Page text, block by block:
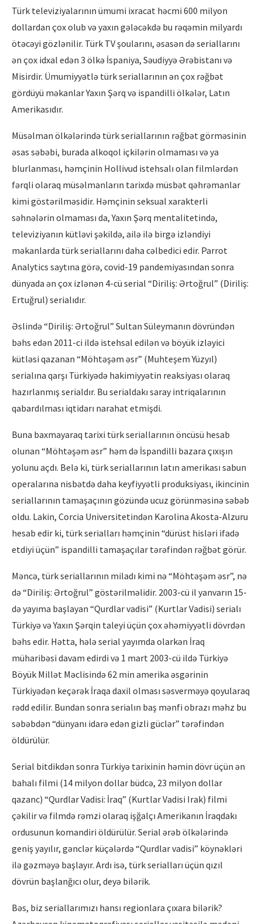
Türk televiziyalarının ümumi ixracat həcmi 600 milyon
dollardan çox olub və yaxın gələcəkdə bu rəqəmin milyardı
ötəcəyi gözlənilir. Türk TV şoularını, əsasən də seriallarını
ən çox idxal edən 3 ölkə İspaniya, Səudiyyə Ərəbistanı və
Misirdir. Ümumiyyətlə türk seriallarının ən çox rəğbət
gördüyü məkanlar Yaxın Şərq və ispandilli ölkələr, Latın
Amerikasıdır.
Müsəlman ölkələrində türk seriallarının rəğbət görməsinin
əsas səbəbi, burada alkoqol içkilərin olmaması və ya
blurlanması, həmçinin Hollivud istehsalı olan filmlərdən
fərqli olaraq müsəlmanların tarixdə müsbət qəhrəmanlar
kimi göstərilməsidir. Həmçinin seksual xarakterli
səhnələrin olmaması da, Yaxın Şərq mentalitetində,
televiziyanın kütləvi şəkildə, ailə ilə birgə izləndiyi
məkanlarda türk seriallarını daha cəlbedici edir. Parrot
Analytics saytına görə, covid-19 pandemiyasından sonra
dünyada ən çox izlənən 4-cü serial “Diriliş: Ərtoğrul” (Diriliş:
Ertuğrul) serialıdır.
Əslində “Diriliş: Ərtoğrul” Sultan Süleymanın dövründən
bəhs edən 2011-ci ildə istehsal edilən və böyük izləyici
kütləsi qazanan “Möhtəşəm əsr” (Muhteşem Yüzyıl)
serialına qarşı Türkiyədə hakimiyyətin reaksiyası olaraq
hazırlanmış serialdır. Bu serialdakı saray intriqalarının
qabardılması iqtidarı narahat etmişdi.
Buna baxmayaraq tarixi türk seriallarının öncüsü hesab
olunan “Möhtəşəm əsr” həm də İspandilli bazara çıxışın
yolunu açdı. Belə ki, türk seriallarının latın amerikası sabun
operalarına nisbətdə daha keyfiyyətli produksiyası, ikincinin
seriallarının tamaşaçının gözündə ucuz görünməsinə səbəb
oldu. Lakin, Corcia Universitetindən Karolina Akosta-Alzuru
hesab edir ki, türk serialları həmçinin “dürüst hisləri ifadə
etdiyi üçün” ispandilli tamaşaçılar tərəfindən rəğbət görür.
Məncə, türk seriallarının miladı kimi nə “Möhtəşəm əsr”, nə
də “Diriliş: Ərtoğrul” göstərilməlidir. 2003-cü il yanvarın 15-
də yayıma başlayan “Qurdlar vadisi” (Kurtlar Vadisi) serialı
Türkiyə və Yaxın Şərqin taleyi üçün çox əhəmiyyətli dövrdən
bəhs edir. Hətta, hələ serial yayımda olarkən İraq
müharibəsi davam edirdi və 1 mart 2003-cü ildə Türkiyə
Böyük Millət Məclisində 62 min amerika əsgərinin
Türkiyədən keçərək İraqa daxil olması səsverməyə qoyularaq
rədd edilir. Bundan sonra serialın baş mənfi obrazı məhz bu
səbəbdən “dünyanı idarə edən gizli güclər” tərəfindən
öldürülür.
Serial bitdikdən sonra Türkiyə tarixinin həmin dövr üçün ən
bahalı filmi (14 milyon dollar büdcə, 23 milyon dollar
qazanc) “Qurdlar Vadisi: İraq” (Kurtlar Vadisi Irak) filmi
çəkilir və filmdə rəmzi olaraq işğalçı Amerikanın İraqdakı
ordusunun komandiri öldürülür. Serial ərəb ölkələrində
geniş yayılır, gənclər küçələrdə “Qurdlar vadisi” köynəkləri
ilə gəzməyə başlayır. Ardı isə, türk serialları üçün qızıl
dövrün başlanğıcı olur, deyə bilərik.
Bəs, biz seriallarımızı hansı regionlara çıxara bilərik?